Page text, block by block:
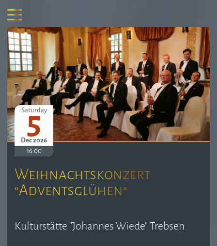
Saturday
5
Dec 2026
16:00
Weihnachtskonzert
"Adventsglühen"
Kulturstätte "Johannes Wiede" Trebsen